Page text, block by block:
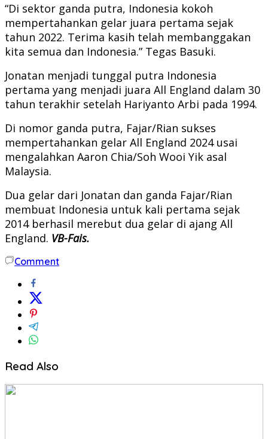
“Di sektor ganda putra, Indonesia kokoh
mempertahankan gelar juara pertama sejak
tahun 2022. Terima kasih telah membanggakan
kita semua dan Indonesia.” Tegas Basuki.
Jonatan menjadi tunggal putra Indonesia
pertama yang menjadi juara All England dalam 30
tahun terakhir setelah Hariyanto Arbi pada 1994.
Di nomor ganda putra, Fajar/Rian sukses
mempertahankan gelar All England 2024 usai
mengalahkan Aaron Chia/Soh Wooi Yik asal
Malaysia.
Dua gelar dari Jonatan dan ganda Fajar/Rian
membuat Indonesia untuk kali pertama sejak
2014 berhasil merebut dua gelar di ajang All
England. VB-Fais.
Comment
Read Also